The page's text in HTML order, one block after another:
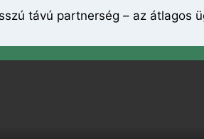
távú partnerség – az átlagos